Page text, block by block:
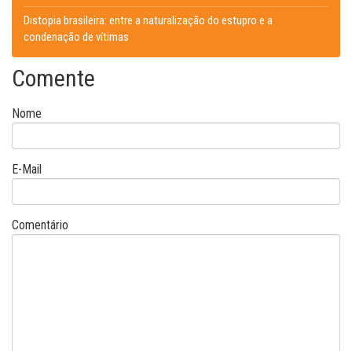
Distopia brasileira: entre a naturalização do estupro e a
condenação de vítimas
Comente
Nome
E-Mail
Comentário